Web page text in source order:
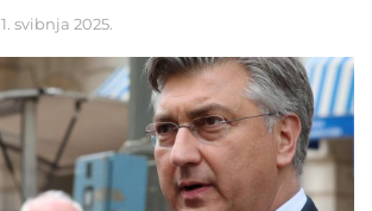
1. svibnja 2025.